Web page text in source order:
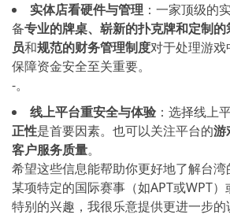
实体店看硬件与管理 ：一家顶级的
备专业的牌桌、崭新的扑克牌和定制的
员和规范的财务管理制度对于处理游戏
保障资金安全至关重要。
-。
线上平台重安全与体验 ：选择线上
正性是首要因素。也可以关注平台的游
客户服务质量。
希望这些信息能帮助你更好地了解台
某项特定的国际赛事（如APT或WPT
特别的兴趣，我很乐意提供更进一步的